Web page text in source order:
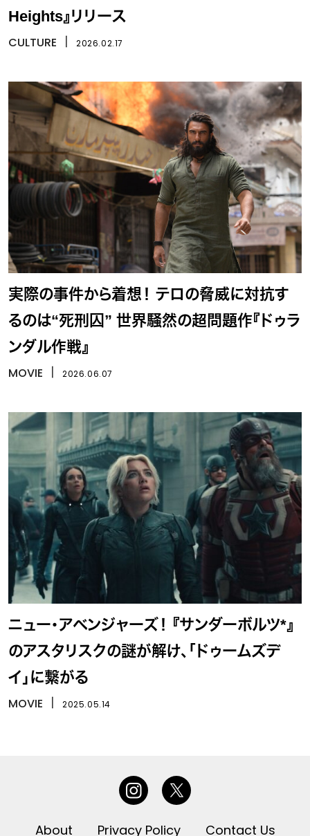
Heights』リリース
CULTURE 2026.02.17
実際の事件から着想！ テロの脅威に対抗す
るのは“死刑囚” 世界騒然の超問題作『ドゥラ
ンダル作戦』
MOVIE 2026.06.07
ニュー・アベンジャーズ！ 『サンダーボルツ*』
のアスタリスクの謎が解け、「ドゥームズデ
イ」に繋がる
MOVIE 2025.05.14
About Privacy Policy Contact Us